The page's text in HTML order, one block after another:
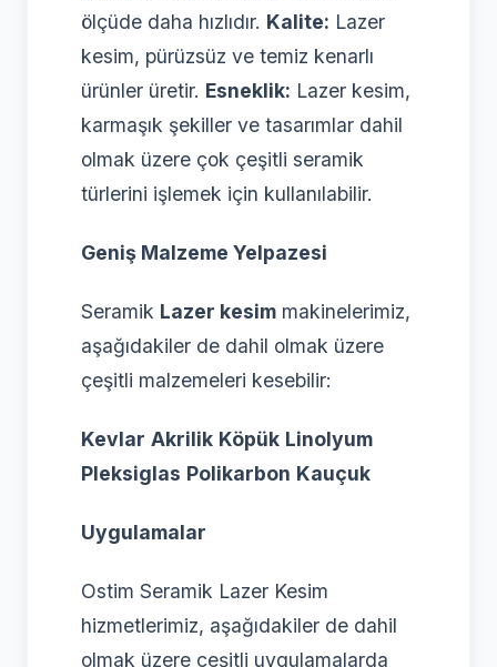
ölçüde daha hızlıdır. Kalite: Lazer
kesim, pürüzsüz ve temiz kenarlı
ürünler üretir. Esneklik: Lazer kesim,
karmaşık şekiller ve tasarımlar dahil
olmak üzere çok çeşitli seramik
türlerini işlemek için kullanılabilir.
Geniş Malzeme Yelpazesi
Seramik Lazer kesim makinelerimiz,
aşağıdakiler de dahil olmak üzere
çeşitli malzemeleri kesebilir:
Kevlar Akrilik Köpük Linolyum
Pleksiglas Polikarbon Kauçuk
Uygulamalar
Ostim Seramik Lazer Kesim
hizmetlerimiz, aşağıdakiler de dahil
olmak üzere çeşitli uygulamalarda